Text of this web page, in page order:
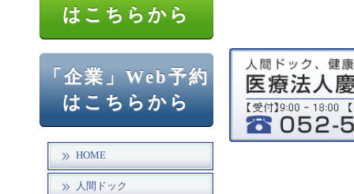
はこちらから
「企業」Web予約
はこちらから
HOME
人間ドック